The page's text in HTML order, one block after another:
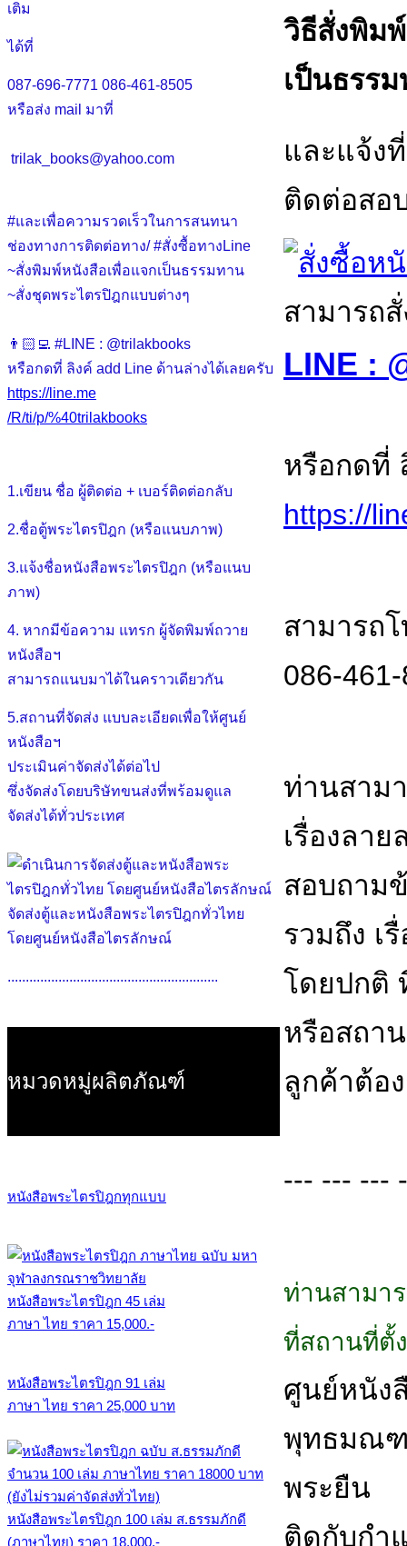
เติม
ได้ที่
087-696-7771 086-461-8505
หรือส่ง mail มาที่
trilak_books@yahoo.com
#และเพื่อความรวดเร็วในการสนทนา
ช่องทางการติดต่อทาง/ #สั่งซื้อทางLine
~สั่งพิมพ์หนังสือเพื่อแจกเป็นธรรมทาน
~สั่งชุดพระไตรปิฎกแบบต่างๆ
👨🏻‍💻 #LINE : @trilakbooks
หรือกดที่ ลิงค์ add Line ด้านล่างได้เลยครับ
https://line.me
/R/ti/p/%40trilakbooks
1.เขียน ชื่อ ผู้ติดต่อ + เบอร์ติดต่อกลับ
2.ชื่อตู้พระไตรปิฎก (หรือแนบภาพ)
3.แจ้งชื่อหนังสือพระไตรปิฎก (หรือแนบ
ภาพ)
4. หากมีข้อความ แทรก ผู้จัดพิมพ์ถวาย
หนังสือฯ
สามารถแนบมาได้ในคราวเดียวกัน
5.สถานที่จัดส่ง แบบละเอียดเพื่อให้ศูนย์
หนังสือฯ
ประเมินค่าจัดส่งได้ต่อไป
ซึ่งจัดส่งโดยบริษัทขนส่งที่พร้อมดูแล
จัดส่งได้ทั่วประเทศ
จัดส่งตู้และหนังสือพระไตรปิฎกทั่วไทย
โดยศูนย์หนังสือไตรลักษณ์
..........................................................
หมวดหมู่ผลิตภัณฑ์
หนังสือพระไตรปิฎกทุกแบบ
หนังสือพระไตรปิฎก 45 เล่ม
ภาษา ไทย ราคา 15,000.-
หนังสือพระไตรปิฎก 91 เล่ม
ภาษา ไทย ราคา 25,000 บาท
หนังสือพระไตรปิฎก 100 เล่ม ส.ธรรมภักดี
(ภาษาไทย) ราคา 18,000.-
วิธีสั่งพิม
เป็นธรร
และแจ้ง
ติดต่อสอ
สามารถ
LINE :
หรือกดที่
https://
สามารถ
086-
ท่านสาม
เรื่องลา
สอบถาม
รวมถึง เ
โดยปกติ
หรือสถา
ลูกค้าต้อ
--- --- ---
ท่านสามา
ที่สถานที่ตั้
ศูนย์หนัง
พุทธมณฑ
พระยืน
ติดกับกำ